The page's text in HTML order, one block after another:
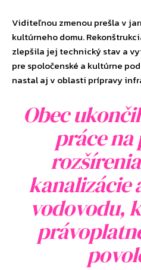
Viditeľnou zmenou prešla v
kultúrneho domu.
zlepšila jej technický stav a
pre spoločenské a kultúrne
nastal aj v oblasti prípravy
Obec
práce
kanalizácie
vodovodu,